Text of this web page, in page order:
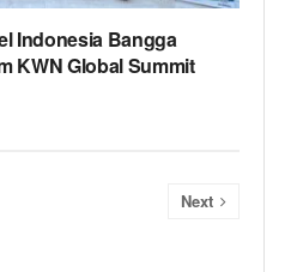
Indonesia Bangga
KWN Global Summit
Next